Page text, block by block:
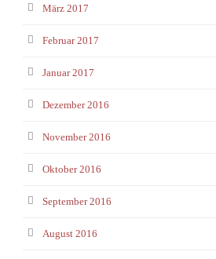
März 2017
Februar 2017
Januar 2017
Dezember 2016
November 2016
Oktober 2016
September 2016
August 2016